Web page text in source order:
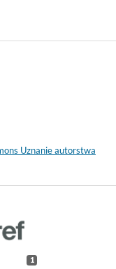
Uznanie autorstwa
1